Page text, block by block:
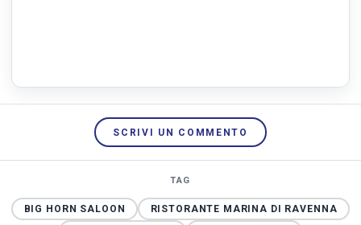
SCRIVI UN COMMENTO
TAG
BIG HORN SALOON
RISTORANTE MARINA DI RAVENNA